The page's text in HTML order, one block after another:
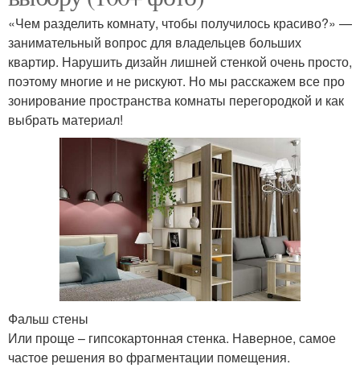
«Чем разделить комнату, чтобы получилось красиво?» —
занимательный вопрос для владельцев больших
квартир. Нарушить дизайн лишней стенкой очень просто,
поэтому многие и не рискуют. Но мы расскажем все про
зонирование пространства комнаты перегородкой и как
выбрать материал!
Фальш стены
Или проще – гипсокартонная стенка. Наверное, самое
частое решения во фрагментации помещения.